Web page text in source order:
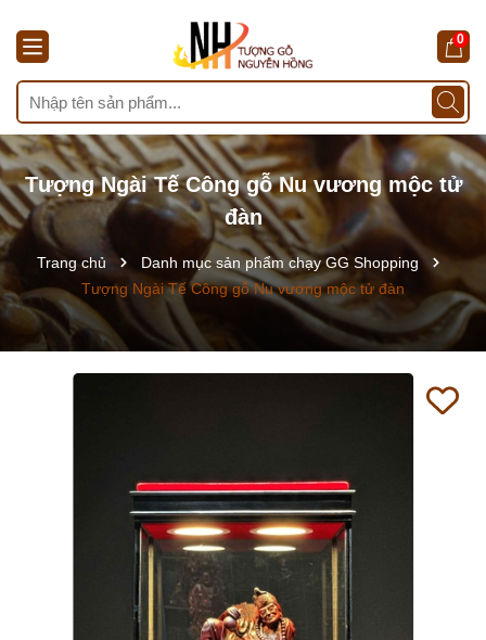
0
Tượng Ngài Tế Công gỗ Nu vương mộc tử
đàn
Trang chủ
Danh mục sản phẩm chạy GG Shopping
Tượng Ngài Tế Công gỗ Nu vương mộc tử đàn